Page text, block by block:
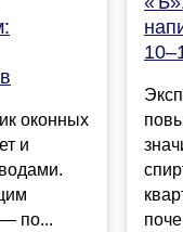
оконных
и
— по...